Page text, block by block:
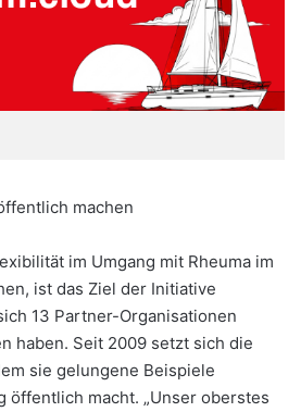
machen
im Umgang mit Rheuma im
ist das Ziel der Initiative
13 Partner-Organisationen
haben. Seit 2009 setzt sich die
sie gelungene Beispiele
öffentlich macht. „Unser oberstes